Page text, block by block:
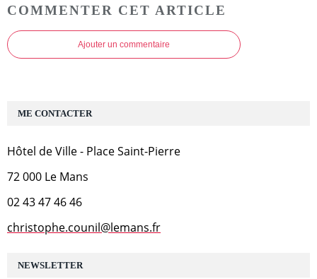
COMMENTER CET ARTICLE
Ajouter un commentaire
NEWSLETTER
ME CONTACTER
Hôtel de Ville - Place Saint-Pierre
72 000 Le Mans
02 43 47 46 46
christophe.counil@lemans.fr